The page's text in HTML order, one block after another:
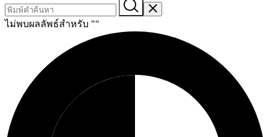
ไม่พบผลลัพธ์สำหรับ ""